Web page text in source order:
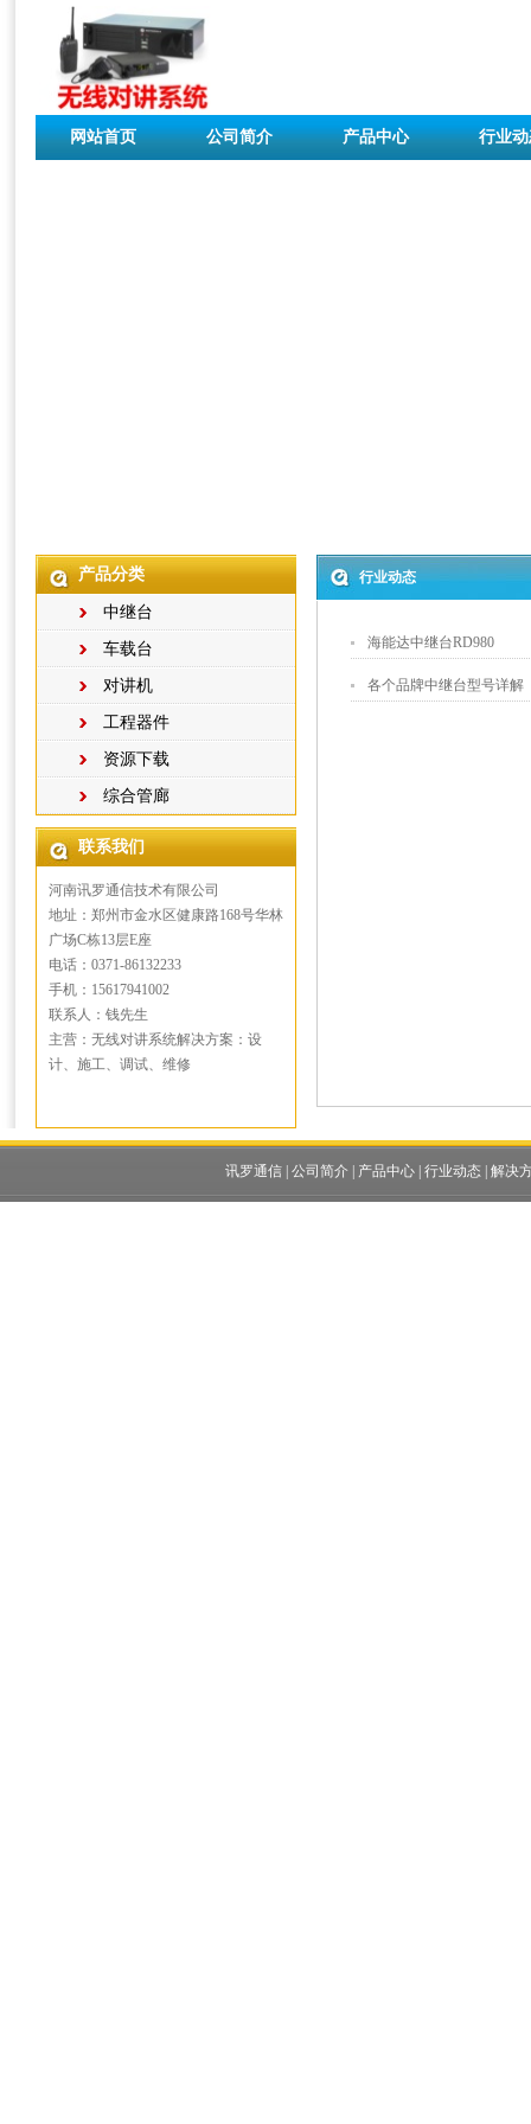
网站首页 公司简介 产品中心 行业
产品分类
中继台
车载台
对讲机
工程器件
资源下载
综合管廊
联系我们
河南讯罗通信技术有限公司
地址：郑州市金水区健康路168号华林
广场C栋13层E座
电话：0371-86132233
手机：15617941002
联系人：钱先生
主营：无线对讲系统解决方案：设
计、施工、调试、维修
行业动态
海能达中继台RD980
各个品牌中继台型号详解
讯罗通信| 公司简介| 产品中心| 行业动态| 解决